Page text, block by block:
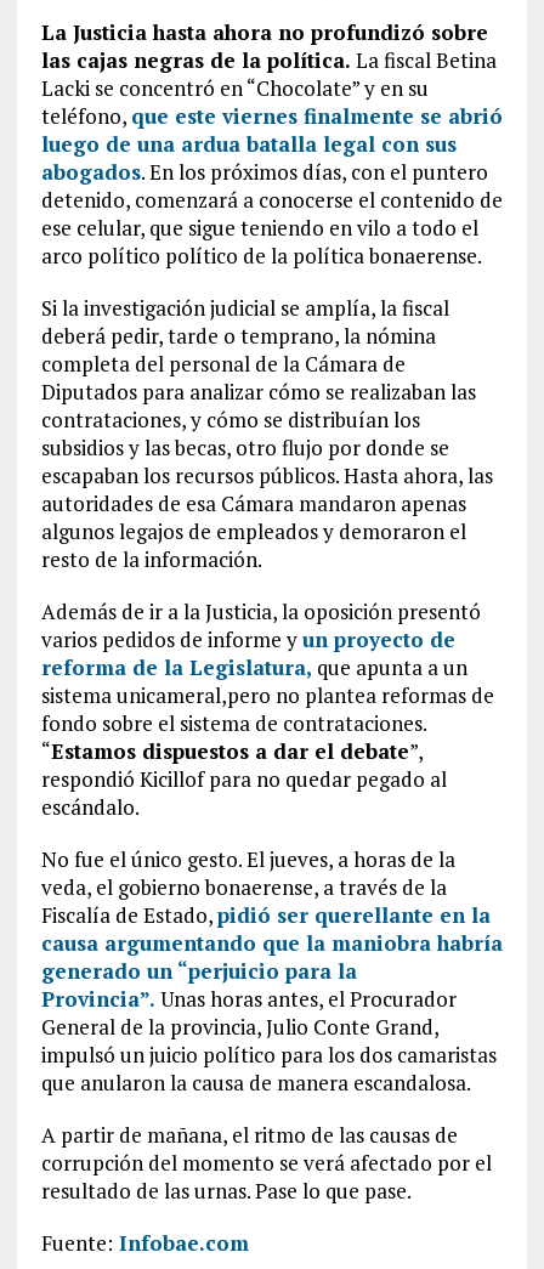
La Justicia hasta ahora no profundizó sobre
las cajas negras de la política. La fiscal Betina
Lacki se concentró en “Chocolate” y en su
teléfono, que este viernes finalmente se abrió
luego de una ardua batalla legal con sus
abogados. En los próximos días, con el puntero
detenido, comenzará a conocerse el contenido de
ese celular, que sigue teniendo en vilo a todo el
arco político político de la política bonaerense.
Si la investigación judicial se amplía, la fiscal
deberá pedir, tarde o temprano, la nómina
completa del personal de la Cámara de
Diputados para analizar cómo se realizaban las
contrataciones, y cómo se distribuían los
subsidios y las becas, otro flujo por donde se
escapaban los recursos públicos. Hasta ahora, las
autoridades de esa Cámara mandaron apenas
algunos legajos de empleados y demoraron el
resto de la información.
Además de ir a la Justicia, la oposición presentó
varios pedidos de informe yun proyecto de
reforma de la Legislatura, que apunta a un
sistema unicameral,pero no plantea reformas de
fondo sobre el sistema de contrataciones.
“Estamos dispuestos a dar el debate”,
respondió Kicillof para no quedar pegado al
escándalo.
No fue el único gesto. El jueves, a horas de la
veda, el gobierno bonaerense, a través de la
Fiscalía de Estado,pidió ser querellante en la
causa argumentando que la maniobra habría
generado un “perjuicio para la
Provincia”. Unas horas antes, el Procurador
General de la provincia, Julio Conte Grand,
impulsó un juicio político para los dos camaristas
que anularon la causa de manera escandalosa.
A partir de mañana, el ritmo de las causas de
corrupción del momento se verá afectado por el
resultado de las urnas. Pase lo que pase.
Fuente: Infobae.com